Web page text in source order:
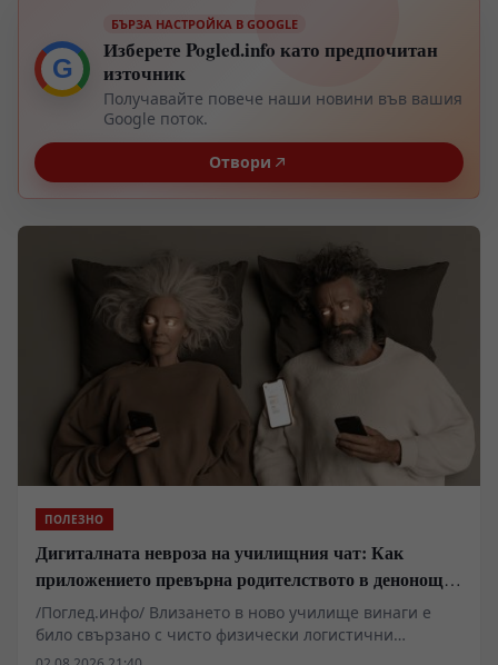
човешкото тяло генерират неизбежен микроскопичен
опадък. В тази подробна дисекция разглеждаме
суровите факти, измервания и материален произход
на битовия прах — от микроскопичните износвания
на автомобилните гуми до епидермалните загуби и
микрофибрите.
G
БЪРЗА НАСТРОЙКА В GOOGLE
Изберете Pogled.info като предпочитан
източник
Получавайте повече наши новини във вашия
Google поток.
Отвори
ПОЛЕЗНО
Дигиталната невроза на училищния чат: Как
приложението превърна родителството в денонощна
кризисна медиация
/Поглед.инфо/ Влизането в ново училище винаги е
било свързано с чисто физически логистични
предизвикателства — нови сгради, непознати